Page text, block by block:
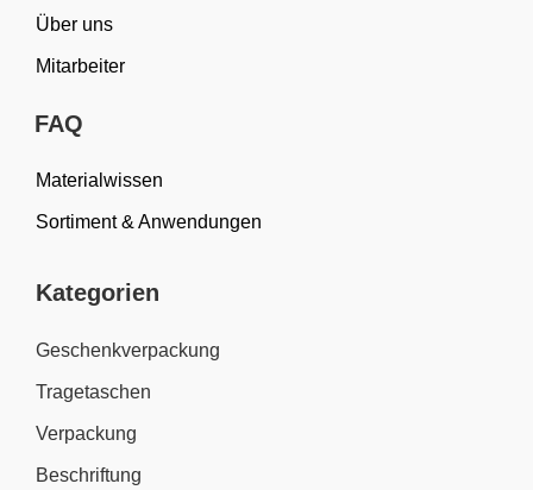
Über uns
Mitarbeiter
FAQ
Materialwissen
Sortiment & Anwendungen
Kategorien
Geschenkverpackung
Tragetaschen
Verpackung
Beschriftung